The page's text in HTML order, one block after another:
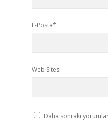
E-Posta*
Web Sitesi
Daha sonraki